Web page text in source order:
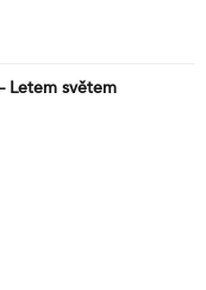
Letem světem